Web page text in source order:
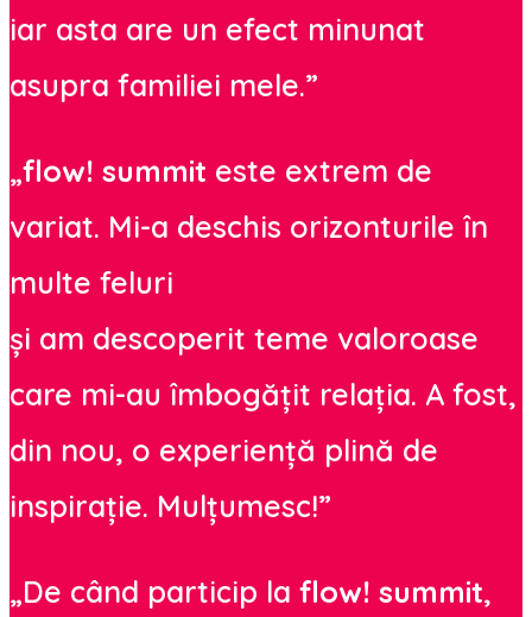
iar asta are un efect minunat
asupra familiei mele.”
„flow! summit este extrem de
variat. Mi-a deschis orizonturile în
multe feluri
și am descoperit teme valoroase
care mi-au îmbogățit relația. A fost,
din nou, o experiență plină de
inspirație. Mulțumesc!”
„De când particip la flow! summit,